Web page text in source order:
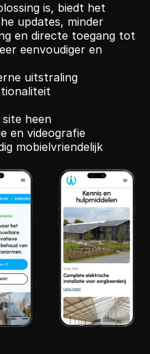
is, biedt het
updates, minder
en directe toegang tot
eenvoudiger en
uitstraling
heen
en videografie
mobielvriendelijk